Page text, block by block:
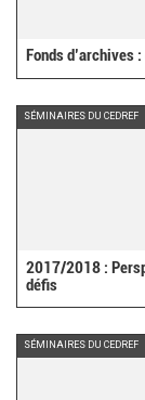
Fonds
SÉMINAIRES DU CEDREF
2017/2018 :
défis
SÉMINAIRES DU CEDREF